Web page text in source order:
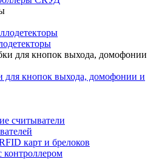
кнопок выхода, домофонии и
считыватели
карт и брелоков
контроллером